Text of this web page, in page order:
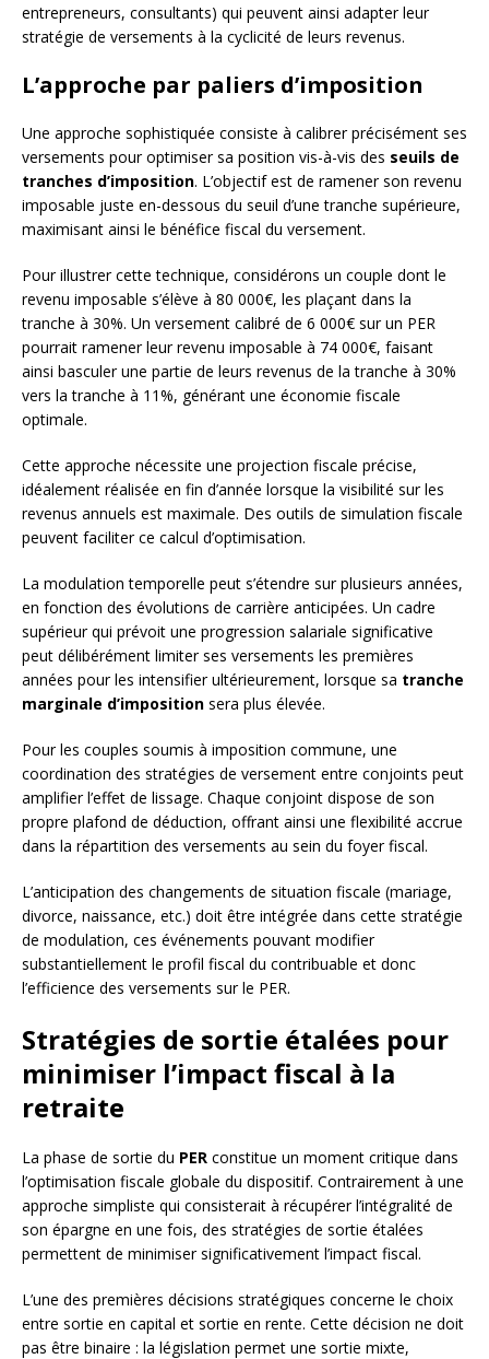
entrepreneurs, consultants) qui peuvent ainsi adapter leur
stratégie de versements à la cyclicité de leurs revenus.
L’approche par paliers d’imposition
Une approche sophistiquée consiste à calibrer précisément ses
versements pour optimiser sa position vis-à-vis des seuils de
tranches d’imposition. L’objectif est de ramener son revenu
imposable juste en-dessous du seuil d’une tranche supérieure,
maximisant ainsi le bénéfice fiscal du versement.
Pour illustrer cette technique, considérons un couple dont le
revenu imposable s’élève à 80 000€, les plaçant dans la
tranche à 30%. Un versement calibré de 6 000€ sur un PER
pourrait ramener leur revenu imposable à 74 000€, faisant
ainsi basculer une partie de leurs revenus de la tranche à 30%
vers la tranche à 11%, générant une économie fiscale
optimale.
Cette approche nécessite une projection fiscale précise,
idéalement réalisée en fin d’année lorsque la visibilité sur les
revenus annuels est maximale. Des outils de simulation fiscale
peuvent faciliter ce calcul d’optimisation.
La modulation temporelle peut s’étendre sur plusieurs années,
en fonction des évolutions de carrière anticipées. Un cadre
supérieur qui prévoit une progression salariale significative
peut délibérément limiter ses versements les premières
années pour les intensifier ultérieurement, lorsque sa tranche
marginale d’imposition sera plus élevée.
Pour les couples soumis à imposition commune, une
coordination des stratégies de versement entre conjoints peut
amplifier l’effet de lissage. Chaque conjoint dispose de son
propre plafond de déduction, offrant ainsi une flexibilité accrue
dans la répartition des versements au sein du foyer fiscal.
L’anticipation des changements de situation fiscale (mariage,
divorce, naissance, etc.) doit être intégrée dans cette stratégie
de modulation, ces événements pouvant modifier
substantiellement le profil fiscal du contribuable et donc
l’efficience des versements sur le PER.
Stratégies de sortie étalées pour
minimiser l’impact fiscal à la
retraite
La phase de sortie du PER constitue un moment critique dans
l’optimisation fiscale globale du dispositif. Contrairement à une
approche simpliste qui consisterait à récupérer l’intégralité de
son épargne en une fois, des stratégies de sortie étalées
permettent de minimiser significativement l’impact fiscal.
L’une des premières décisions stratégiques concerne le choix
entre sortie en capital et sortie en rente. Cette décision ne doit
pas être binaire : la législation permet une sortie mixte,